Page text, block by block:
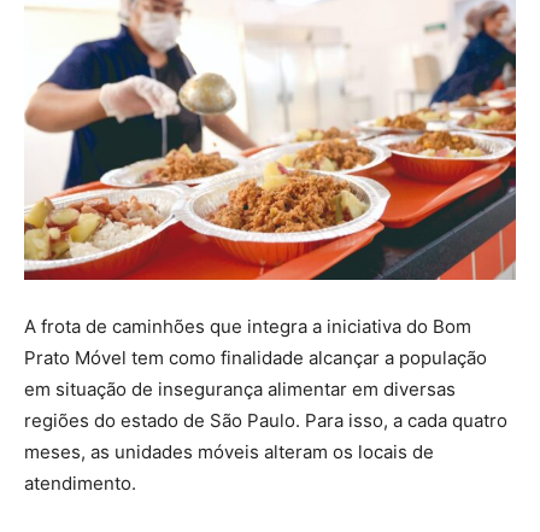
A frota de caminhões que integra a iniciativa do Bom
Prato Móvel tem como finalidade alcançar a população
em situação de insegurança alimentar em diversas
regiões do estado de São Paulo. Para isso, a cada quatro
meses, as unidades móveis alteram os locais de
atendimento.